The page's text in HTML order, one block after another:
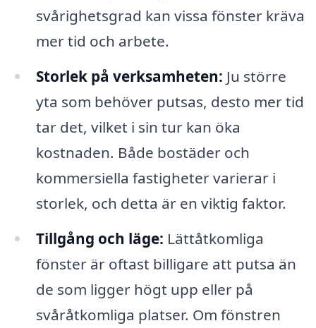
svårighetsgrad kan vissa fönster kräva
mer tid och arbete.
Storlek på verksamheten: Ju större
yta som behöver putsas, desto mer tid
tar det, vilket i sin tur kan öka
kostnaden. Både bostäder och
kommersiella fastigheter varierar i
storlek, och detta är en viktig faktor.
Tillgång och läge: Lättåtkomliga
fönster är oftast billigare att putsa än
de som ligger högt upp eller på
svåråtkomliga platser. Om fönstren